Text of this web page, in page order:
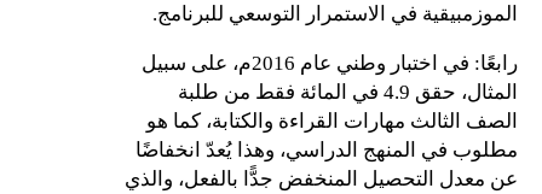
الموزمبيقية في الاستمرار التوسعي للبرنامج.
رابعًا: في اختبار وطني عام 2016م، على سبيل
المثال، حقق 4.9 في المائة فقط من طلبة
الصف الثالث مهارات القراءة والكتابة، كما هو
مطلوب في المنهج الدراسي، وهذا يُعدّ انخفاضًا
عن معدل التحصيل المنخفض جدًّا بالفعل، والذي